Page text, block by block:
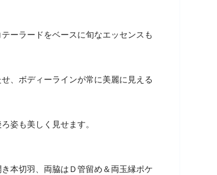
ーラードをベースに旬なエッセンスも
、ボディーラインが常に美麗に見える
姿も美しく見せます。
本切羽、両脇はＤ管留め＆両玉縁ポケ